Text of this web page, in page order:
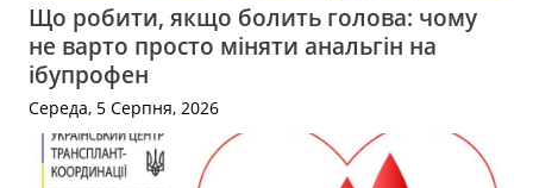
Що робити, якщо болить голова: чому
не варто просто міняти анальгін на
ібупрофен
Середа, 5 Серпня, 2026